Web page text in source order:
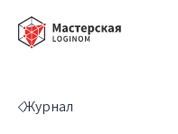
Журнал